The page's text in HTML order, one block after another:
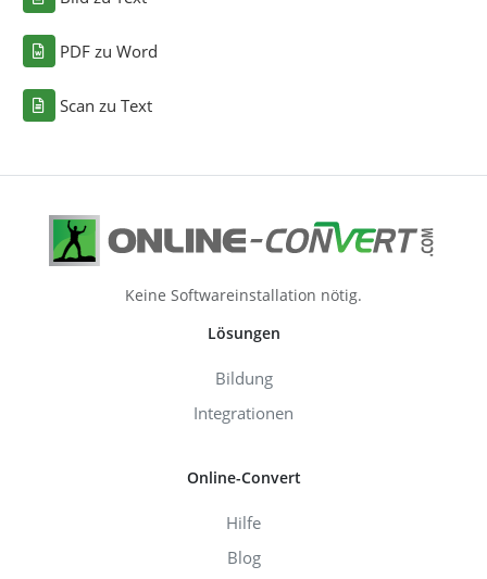
PDF zu Word
Scan zu Text
Keine Softwareinstallation nötig.
Lösungen
Bildung
Integrationen
Online-Convert
Hilfe
Blog